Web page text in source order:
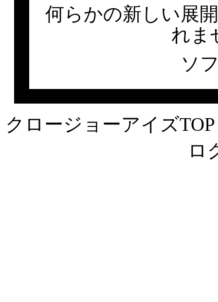
何らかの新しい展
れま
ソ
クロージョーアイズTOP
ロ